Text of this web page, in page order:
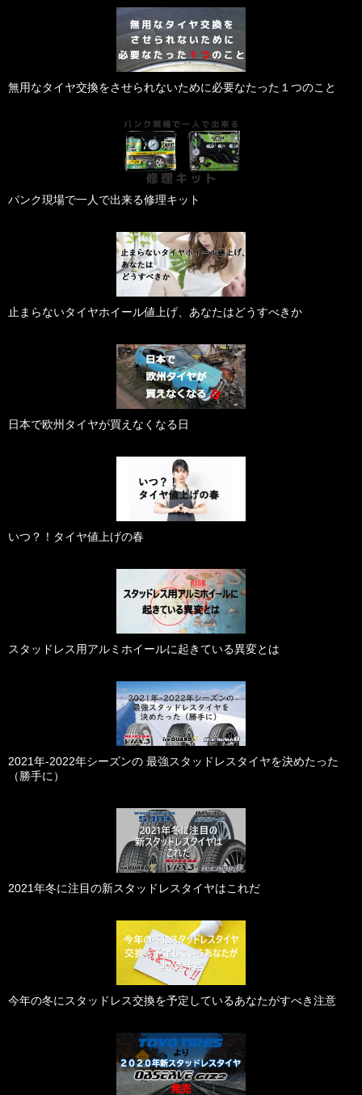
無用なタイヤ交換をさせられないために必要なたった１つのこと
パンク現場で一人で出来る修理キット
止まらないタイヤホイール値上げ、あなたはどうすべきか
日本で欧州タイヤが買えなくなる日
いつ？！タイヤ値上げの春
スタッドレス用アルミホイールに起きている異変とは
2021年-2022年シーズンの 最強スタッドレスタイヤを決めたった
（勝手に）
2021年冬に注目の新スタッドレスタイヤはこれだ
今年の冬にスタッドレス交換を予定しているあなたがすべき注意